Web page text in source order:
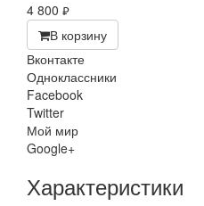
4 800 руб.
В корзину
Вконтакте
Одноклассники
Facebook
Twitter
Мой мир
Google+
Характеристики